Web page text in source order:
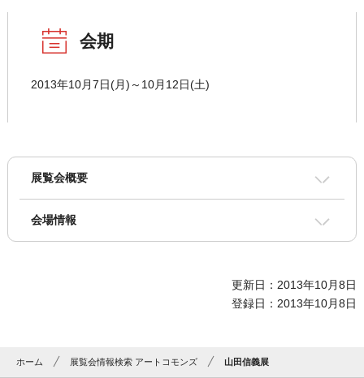
会期
2013年10月7日(月)～10月12日(土)
展覧会概要
会場情報
更新日：2013年10月8日
登録日：2013年10月8日
ホーム 展覧会情報検索 アートコモンズ 山田信義展